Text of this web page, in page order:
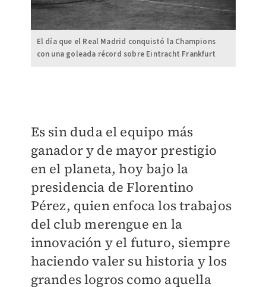
El día que el Real Madrid conquistó la Champions
con una goleada récord sobre Eintracht Frankfurt
Es sin duda el equipo más
ganador y de mayor prestigio
en el planeta, hoy bajo la
presidencia de Florentino
Pérez, quien enfoca los trabajos
del club merengue en la
innovación y el futuro, siempre
haciendo valer su historia y los
grandes logros como aquella